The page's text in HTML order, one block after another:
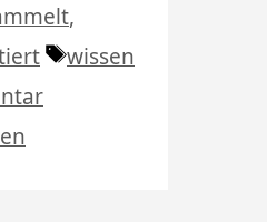
,
Schlagwörter
wissen